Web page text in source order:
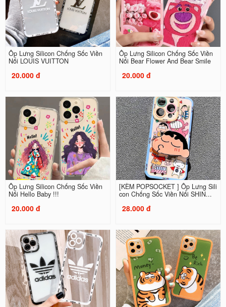
Ốp Lưng Silicon Chống Sốc Viền
Nổi LOUIS VUITTON
20.000 đ
Ốp Lưng Silicon Chống Sốc Viền
Nổi Bear Flower And Bear Smile
20.000 đ
Ốp Lưng Silicon Chống Sốc Viền
Nổi Hello Baby !!!
20.000 đ
[KÈM POPSOCKET ] Ốp Lưng Sili
con Chống Sốc Viền Nổi SHIN...
28.000 đ